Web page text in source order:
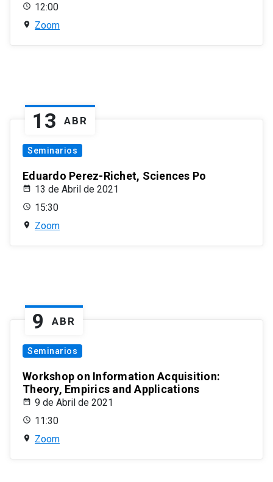
12:00
Zoom
13 ABR
Seminarios
Eduardo Perez-Richet, Sciences Po
13 de Abril de 2021
15:30
Zoom
9 ABR
Seminarios
Workshop on Information Acquisition:
Theory, Empirics and Applications
9 de Abril de 2021
11:30
Zoom